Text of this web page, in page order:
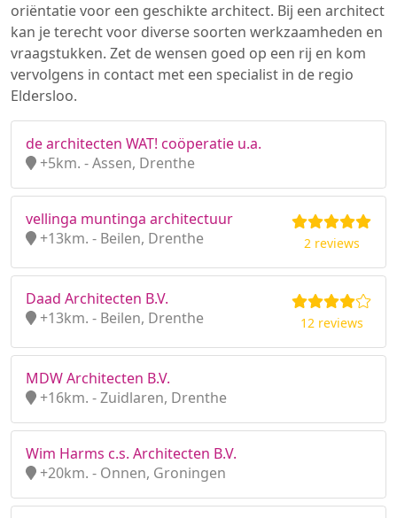
oriëntatie voor een geschikte architect. Bij een architect
kan je terecht voor diverse soorten werkzaamheden en
vraagstukken. Zet de wensen goed op een rij en kom
vervolgens in contact met een specialist in de regio
Eldersloo.
de architecten WAT! coöperatie u.a.
+5km. - Assen, Drenthe
vellinga muntinga architectuur
+13km. - Beilen, Drenthe
2 reviews
Daad Architecten B.V.
+13km. - Beilen, Drenthe
12 reviews
MDW Architecten B.V.
+16km. - Zuidlaren, Drenthe
Wim Harms c.s. Architecten B.V.
+20km. - Onnen, Groningen